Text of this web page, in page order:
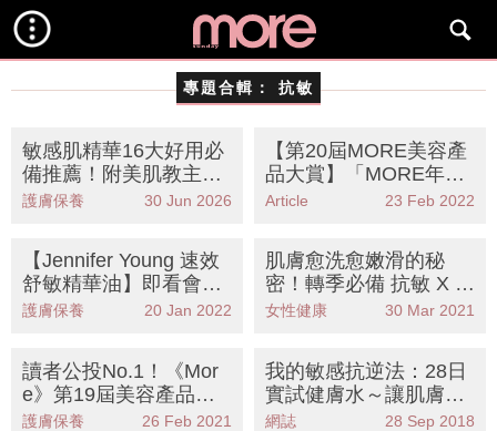
專題合輯： 抗敏
敏感肌精華16大好用必
備推薦！附美肌教主5
大保養秘訣
護膚保養 30 Jun 2026
【第20屆MORE美容產
品大賞】「MORE年度
推介 」DARPHIN「小
舒緩敏感 擊退「初敏
肌」
Article 23 Feb 2022
【Jennifer Young 速效
舒敏精華油】即看會員
用後感心得 iTRIAL美評
護膚保養 20 Jan 2022
肌膚愈洗愈嫩滑的秘
密！轉季必備 抗敏 X 保
濕 Goat山羊奶保濕沐浴
女性健康 30 Mar 2021
讀者公投No.1！《Mor
e》第19屆美容產品大
賞最喜愛的抗敏感護膚
護膚保養 26 Feb 2021
我的敏感抗逆法：28日
實試健膚水～讓肌膚重
獲自生保護屏障！
網誌 28 Sep 2018